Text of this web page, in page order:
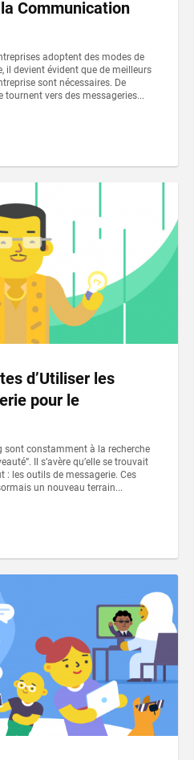
Communication
adoptent des modes de
il devient évident que de meilleurs
sont nécessaires. De
vers des messageries...
d’Utiliser les
pour le
sont constamment à la recherche
Il s’avère qu’elle se trouvait
: les outils de messagerie. Ces
un nouveau terrain...